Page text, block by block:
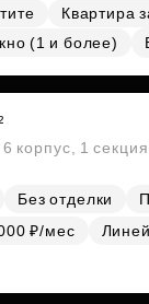
Квартира
(1 и более)
корпус, 1
Без отделки
₽/мес